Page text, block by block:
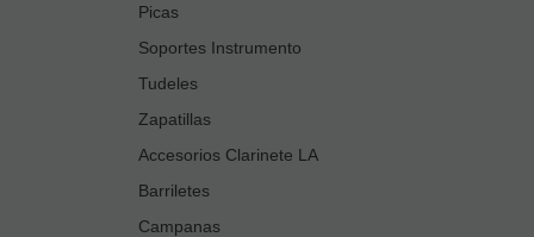
Picas
Soportes Instrumento
Tudeles
Zapatillas
Accesorios Clarinete LA
Barriletes
Campanas